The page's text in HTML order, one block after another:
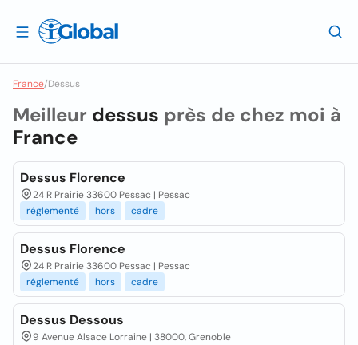
France/Dessus
Meilleur dessus près de chez moi à
France
Dessus Florence
24 R Prairie 33600 Pessac | Pessac
réglementé
hors cadre
Dessus Florence
24 R Prairie 33600 Pessac | Pessac
réglementé
hors cadre
Dessus Dessous
9 Avenue Alsace Lorraine | 38000, Grenoble